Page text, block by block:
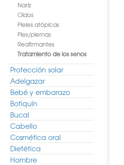
Nariz
Oídos
Pieles atópicas
Pies/piernas
Reafirmantes
Tratamiento de los senos
Protección solar
Adelgazar
Bebé y embarazo
Botiquín
Bucal
Cabello
Cosmética oral
Dietética
Hombre